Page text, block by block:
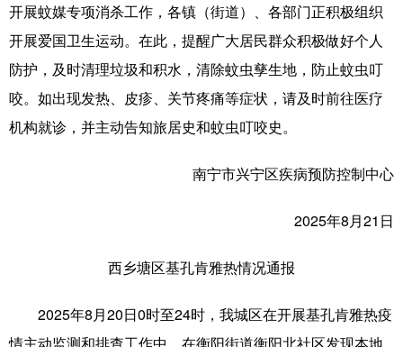
四川 贵州 云南 西藏
新疆 内蒙古 黑龙江
Português
开展蚊媒专项消杀工作，各镇（街道）、各部门正积极组织
开展爱国卫生运动。在此，提醒广大居民群众积极做好个人
防护，及时清理垃圾和积水，清除蚊虫孳生地，防止蚊虫叮
咬。如出现发热、皮疹、关节疼痛等症状，请及时前往医疗
机构就诊，并主动告知旅居史和蚊虫叮咬史。
南宁市兴宁区疾病预防控制中心
2025年8月21日
西乡塘区基孔肯雅热情况通报
2025年8月20日0时至24时，我城区在开展基孔肯雅热疫